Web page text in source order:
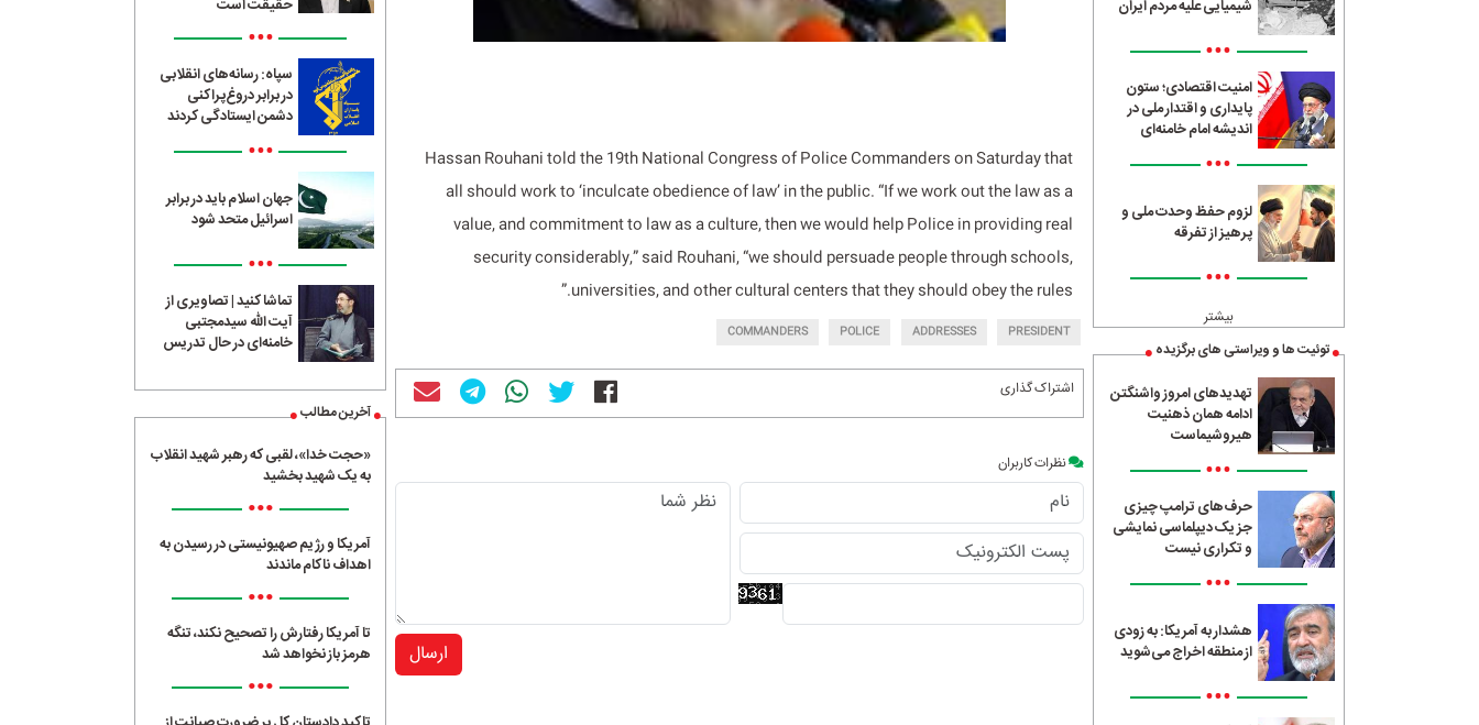
شیمیایی علیه مردم ایران
•••
امنیت اقتصادی؛ ستون
پایداری و اقتدار ملی در
اندیشه امام خامنه‌ای
•••
لزوم حفظ وحدت ملی و
پرهیز از تفرقه
•••
بیشتر
توئیت ها و ویراستی های برگزیده
تهدیدهای امروز واشنگتن
ادامه همان ذهنیت
هیروشیماست
•••
حرف‌های ترامپ چیزی
جز یک دیپلماسی نمایشی
و تکراری نیست
•••
هشدار به آمریکا: به زودی
از منطقه اخراج می‌شوید
•••
Hassan Rouhani told the 19th National Congress of Police Commanders on Saturday that
all should work to ‘inculcate obedience of law’ in the public. “If we work out the law as a
value, and commitment to law as a culture, then we would help Police in providing real
security considerably,” said Rouhani, “we should persuade people through schools,
universities, and other cultural centers that they should obey the rules.”
PRESIDENT
ADDRESSES
POLICE
COMMANDERS
اشتراک گذاری
نظرات کاربران
ارسال
حقیقت است
•••
سپاه: رسانه‌های انقلابی
در برابر دروغ‌پراکنی
دشمن ایستادگی کردند
•••
جهان اسلام باید در برابر
اسرائیل متحد شود
•••
تماشا کنید | تصاویری از
آیت الله سیدمجتبی
خامنه‌ای در حال تدریس
آخرین مطالب
«حجت خدا»، لقبی که رهبر شهید انقلاب
به یک شهید بخشید
•••
آمریکا و رژیم صهیونیستی در رسیدن به
اهداف ناکام ماندند
•••
تا آمریکا رفتارش را تصحیح نکند، تنگه
هرمز باز نخواهد شد
•••